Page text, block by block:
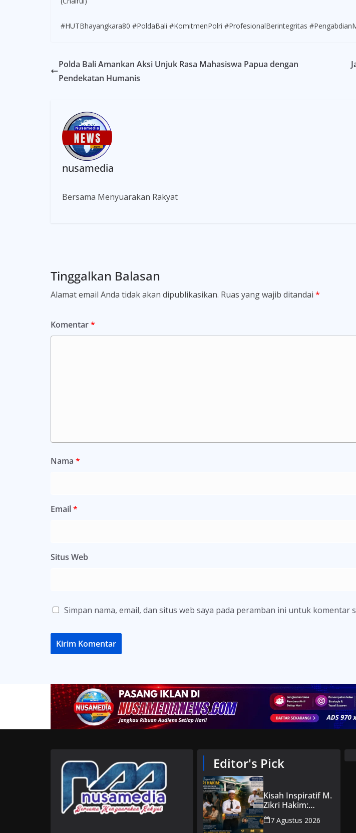
#HUTBhayangkara80 #PoldaBali #KomitmenPolri #ProfesionalBerintegritas
Polda Bali Amankan Aksi Unjuk Rasa Mahasiswa Papua dengan
Pendekatan Humanis
nusamedia
Bersama Menyuarakan Rakyat
Tinggalkan Balasan
Alamat email Anda tidak akan dipublikasikan. Ruas yang wajib ditandai *
Komentar*
Nama *
Email*
Situs Web
Simpan nama, email, dan situs web saya pada peramban ini untuk komentar
Editor's Pick
Kisah Inspiratif M.
Zikri Hakim:
Memaafkan
Perundungan,
7 Agustus 2026